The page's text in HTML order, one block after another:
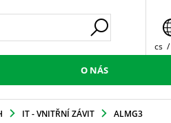
cs /
O NÁS
IT - VNITŘNÍ ZÁVIT ALMG3